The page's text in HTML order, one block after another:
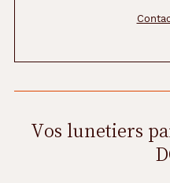
Vos lunetiers